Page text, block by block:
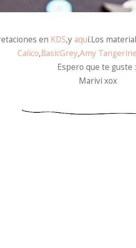
en KDS,y aquí.Los
Calico,BasicGrey,Amy Tangerine
Espero que te guste
Marivi xox